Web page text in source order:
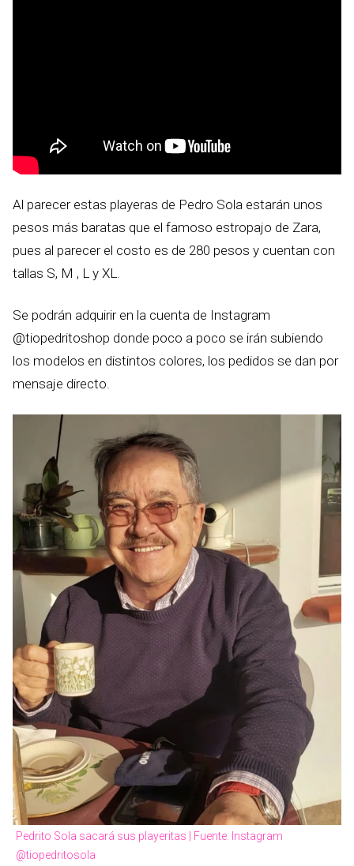
Al parecer estas playeras de Pedro Sola estarán unos
pesos más baratas que el famoso estropajo de Zara,
pues al parecer el costo es de 280 pesos y cuentan con
tallas S, M , L y XL.
Se podrán adquirir en la cuenta de Instagram
@tiopedritoshop donde poco a poco se irán subiendo
los modelos en distintos colores, los pedidos se dan por
mensaje directo.
Pedrito Sola sacará sus playeritas | Fuente: Instagram
@tiopedritosola